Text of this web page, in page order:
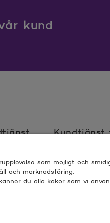
kund
Kundtjänst
Villkor
som möjligt och
och marknadsföring.
du alla kakor som vi